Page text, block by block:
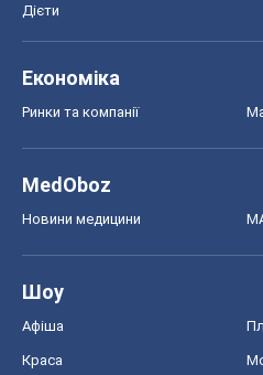
Дієти
Економіка
Ринки та компанії
MedOboz
Новини медицини
Шоу
Афіша
Краса